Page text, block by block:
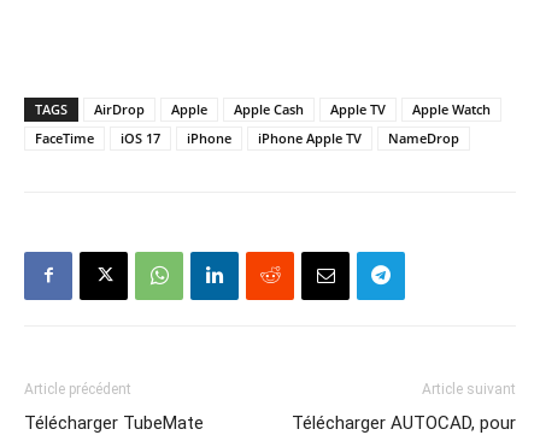
TAGS AirDrop Apple Apple Cash Apple TV
Apple Watch
FaceTime
iOS 17 iPhone iPhone Apple TV NameDrop
Article précédent
Télécharger TubeMate
Article suivant
Télécharger AUTOCAD, pour